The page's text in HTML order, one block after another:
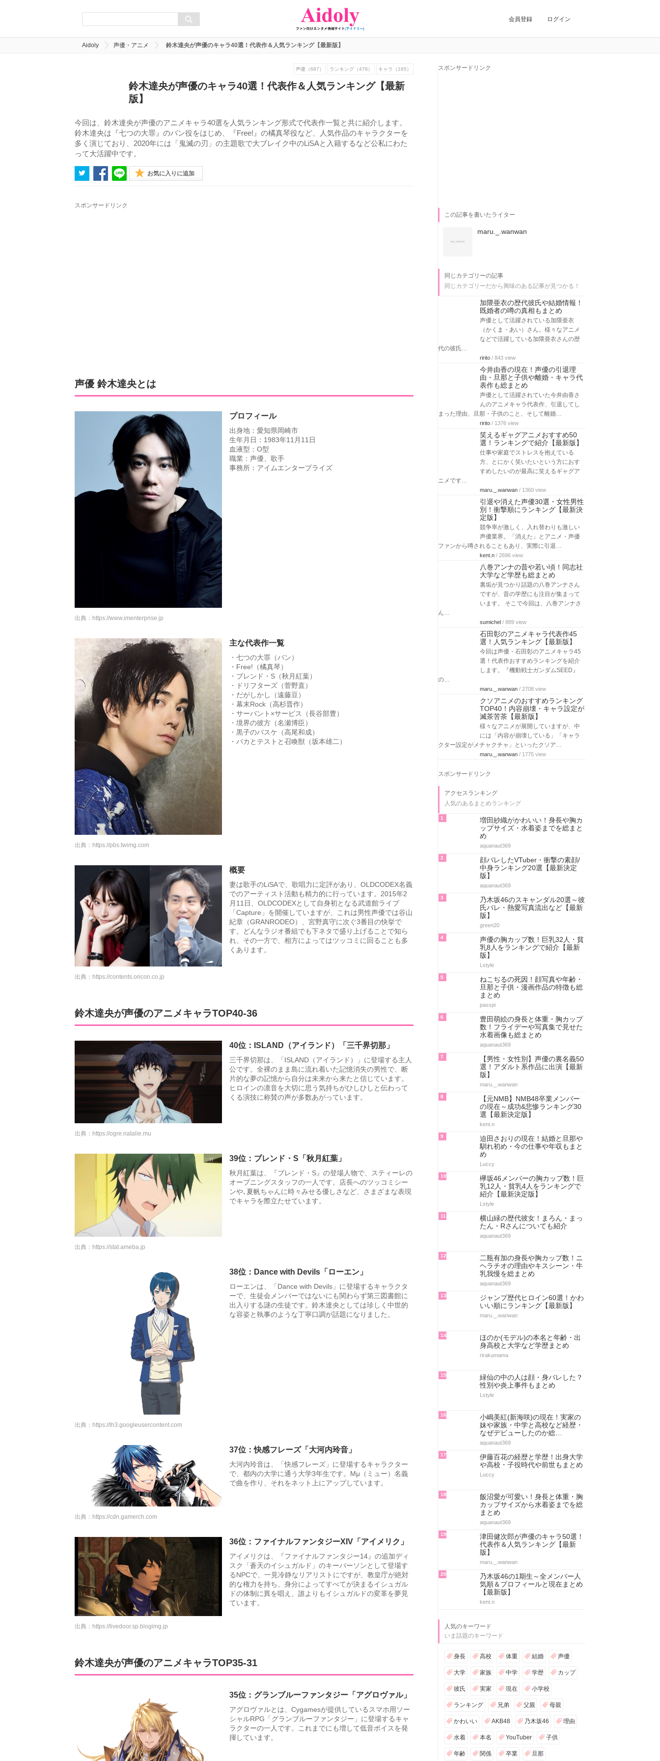
会員登録 ログイン
Aidoly 声優・アニメ 鈴木達央が声優のキャラ40選！代表作＆人気ランキング【最新版】
声優（687） ランキング（479） キャラ（165）
鈴木達央が声優のキャラ40選！代表作＆人気ランキング【最新
版】
今回は、鈴木達央が声優のアニメキャラ40選を人気ランキング形式で代表作一覧と共に紹介します。
鈴木達央は『七つの大罪』のバン役をはじめ、『Free!』の橘真琴役など、人気作品のキャラクターを
多く演じており、2020年には「鬼滅の刃」の主題歌で大ブレイク中のLiSAと入籍するなど公私にわた
って大活躍中です。
お気に入りに追加
スポンサードリンク
声優 鈴木達央とは
プロフィール
出身地：愛知県岡崎市
生年月日：1983年11月11日
血液型：O型
職業：声優、歌手
事務所：アイムエンタープライズ
出典： https://www.imenterprise.jp
主な代表作一覧
・七つの大罪（バン）
・Free!（橘真琴）
・ブレンド・S（秋月紅葉）
・ドリフターズ（菅野直）
・だがしかし（遠藤豆）
・幕末Rock（高杉晋作）
・サーバント×サービス（長谷部豊）
・境界の彼方（名瀬博臣）
・黒子のバスケ（高尾和成）
・バカとテストと召喚獣（坂本雄二）
出典： https://pbs.twimg.com
概要
妻は歌手のLiSAで、歌唱力に定評があり、OLDCODEX名義
でのアーティスト活動も精力的に行っています。2015年2
月11日、OLDCODEXとして自身初となる武道館ライブ
「Capture」を開催していますが、これは男性声優では谷山
紀章（GRANRODEO）、宮野真守に次ぐ3番目の快挙で
す。どんなラジオ番組でも下ネタで盛り上げることで知ら
れ、その一方で、相方によってはツッコミに回ることも多
くあります。
出典： https://contents.oricon.co.jp
鈴木達央が声優のアニメキャラTOP40-36
40位：ISLAND（アイランド）「三千界切那」
三千界切那は、「ISLAND（アイランド）」に登場する主人
公です。全裸のまま島に流れ着いた記憶消失の男性で、断
片的な夢の記憶から自分は未来から来たと信じています。
ヒロインの凛音を大切に思う気持ちがひしひしと伝わって
くる演技に称賛の声が多数あがっています。
出典： https://ogre.natalie.mu
39位：ブレンド・S「秋月紅葉」
秋月紅葉は、『ブレンド・S』の登場人物で、スティーレの
オープニングスタッフの一人です。店長へのツッコミシー
ンや､夏帆ちゃんに時々みせる優しさなど、さまざまな表現
でキャラを際立たせています。
出典： https://stat.ameba.jp
38位：Dance with Devils「ローエン」
ローエンは、「Dance with Devils」に登場するキャラクタ
ーで、生徒会メンバーではないにも関わらず第三図書館に
出入りする謎の生徒です。鈴木達央としては珍しく中世的
な容姿と執事のような丁寧口調が話題になりました。
出典： https://lh3.googleusercontent.com
37位：快感フレーズ「大河内玲音」
大河内玲音は、「快感フレーズ」に登場するキャラクター
で、都内の大学に通う大学3年生です。Mμ（ミュー）名義
で曲を作り、それをネット上にアップしています。
出典： https://cdn.gamerch.com
36位：ファイナルファンタジーXIV「アイメリク」
アイメリクは、『ファイナルファンタジー14』の追加ディ
スク「蒼天のイシュガルド」のキーパーソンとして登場す
るNPCで、一見冷静なリアリストにですが、教皇庁が絶対
的な権力を持ち、身分によってすべてが決まるイシュガル
ドの体制に異を唱え、誰よりもイシュガルドの変革を夢見
ています。
出典： https://livedoor.sp.blogimg.jp
鈴木達央が声優のアニメキャラTOP35-31
35位：グランブルーファンタジー「アグロヴァル」
アグロヴァルとは、Cygamesが提供しているスマホ用ソー
シャルRPG「グランブルーファンタジー」に登場するキャ
ラクターの一人です。これまでにも増して低音ボイスを発
揮しています。
スポンサードリンク
この記事を書いたライター
maru._.wanwan
同じカテゴリーの記事
同じカテゴリーだから興味のある記事が見つかる！
加隈亜衣の歴代彼氏や結婚情報！
既婚者の噂の真相もまとめ
声優として活躍されている加隈亜衣
（かくま・あい）さん。様々なアニメ
などで活躍している加隈亜衣さんの歴
代の彼氏…
ririto / 843 view
今井由香の現在！声優の引退理
由・旦那と子供や離婚・キャラ代
表作も総まとめ
声優として活躍されていた今井由香さ
んのアニメキャラ代表作、引退してし
まった理由、旦那・子供のこと、そして離婚…
ririto / 1376 view
笑えるギャグアニメおすすめ50
選！ランキングで紹介【最新版】
仕事や家庭でストレスを抱えている
方、とにかく笑いたいという方におす
すめしたいのが最高に笑えるギャグア
ニメです…
maru._.wanwan / 1360 view
引退や消えた声優30選・女性男性
別！衝撃順にランキング【最新決
定版】
競争率が激しく、入れ替わりも激しい
声優業界。「消えた」とアニメ・声優
ファンから噂されることもあり、実際に引退…
kent.n / 2696 view
八巻アンナの昔や若い頃！同志社
大学など学歴も総まとめ
裏垢が見つかり話題の八巻アンナさん
ですが、昔の学歴にも注目が集まって
います。 そこで今回は、八巻アンナさ
ん…
sumichel / 889 view
石田彰のアニメキャラ代表作45
選！人気ランキング【最新版】
今回は声優・石田彰のアニメキャラ45
選！代表作おすすめランキングを紹介
します。『機動戦士ガンダムSEED』
の…
maru._.wanwan / 2708 view
クソアニメのおすすめランキング
TOP40！内容崩壊・キャラ設定が
滅茶苦茶【最新版】
様々なアニメが展開していますが、中
には「内容が崩壊している」「キャラ
クター設定がメチャクチャ」といったクソア…
maru._.wanwan / 1775 view
スポンサードリンク
アクセスランキング
人気のあるまとめランキング
1
増田紗織がかわいい！身長や胸カ
ップサイズ・水着姿までを総まと
め
aquanaut369
2
顔バレしたVTuber・衝撃の素顔/
中身ランキング20選【最新決定
版】
aquanaut369
3
乃木坂46のスキャンダル20選～彼
氏バレ・熱愛写真流出など【最新
版】
green20
4
声優の胸カップ数！巨乳32人・貧
乳8人をランキングで紹介【最新
版】
Lstyle
5
ねこぢるの死因！顔写真や年齢・
旦那と子供・漫画作品の特徴も総
まとめ
passpi
6
豊田萌絵の身長と体重・胸カップ
数！フライデーや写真集で見せた
水着画像も総まとめ
aquanaut369
7
【男性・女性別】声優の裏名義50
選！アダルト系作品に出演【最新
版】
maru._.wanwan
8
【元NMB】NMB48卒業メンバー
の現在～成功&悲惨ランキング30
選【最新決定版】
kent.n
9
迫田さおりの現在！結婚と旦那や
馴れ初め・今の仕事や年収もまと
め
Luccy
10
欅坂46メンバーの胸カップ数！巨
乳12人・貧乳4人をランキングで
紹介【最新決定版】
Lstyle
11
横山緑の歴代彼女！まろん・まっ
たん・Rさんについても紹介
aquanaut369
12
二瓶有加の身長や胸カップ数！ニ
ヘラチオの理由やキスシーン・牛
乳我慢を総まとめ
aquanaut369
13
ジャンプ歴代ヒロイン60選！かわ
いい順にランキング【最新版】
maru._.wanwan
14
ほのか(モデル)の本名と年齢・出
身高校と大学など学歴まとめ
rirakumama
15
緑仙の中の人は顔・身バレした？
性別や炎上事件もまとめ
Lstyle
16
小嶋美紅(新海咲)の現在！実家の
妹や家族・中学と高校など経歴・
なぜデビューしたのか総…
aquanaut369
17
伊藤百花の経歴と学歴！出身大学
や高校・子役時代や前世もまとめ
Luccy
18
飯沼愛が可愛い！身長と体重・胸
カップサイズから水着姿までを総
まとめ
aquanaut369
19
津田健次郎が声優のキャラ50選！
代表作＆人気ランキング【最新
版】
maru._.wanwan
20
乃木坂46の1期生～全メンバー人
気順＆プロフィールと現在まとめ
【最新版】
kent.n
人気のキーワード
いま話題のキーワード
身長 高校 体重 結婚 声優
大学 家族 中学 学歴 カップ
彼氏 実家 現在 小学校
ランキング 兄弟 父親 母親
かわいい AKB48 乃木坂46 理由
水着 本名 YouTuber 子供
年齢 関係 卒業 旦那